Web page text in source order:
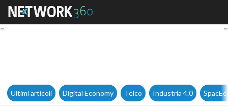
Huawei battezza il suo
Ultimi articoli Digital Economy Telco Industria 4.0